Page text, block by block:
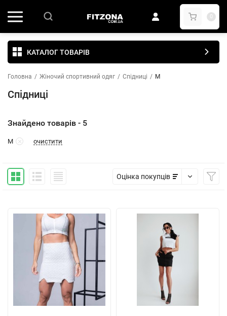
0
КАТАЛОГ ТОВАРІВ
Головна / Жіночий спортивний одяг / Спідниці / M
Спідниці
Знайдено товарів - 5
M очистити
Оцінка покупців